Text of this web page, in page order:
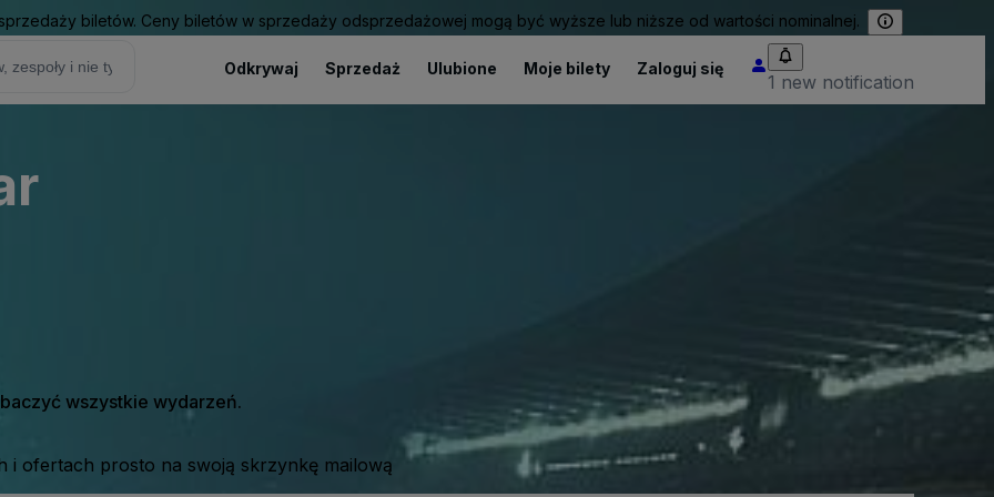
biletów. Ceny biletów w sprzedaży odsprzedażowej mogą być wyższe lub niższe od wartości nominalnej.
Odkrywaj Sprzedaż Ulubione Moje bilety Zaloguj się
1 new notification
wszystkie wydarzeń.
ofertach prosto na swoją skrzynkę mailową